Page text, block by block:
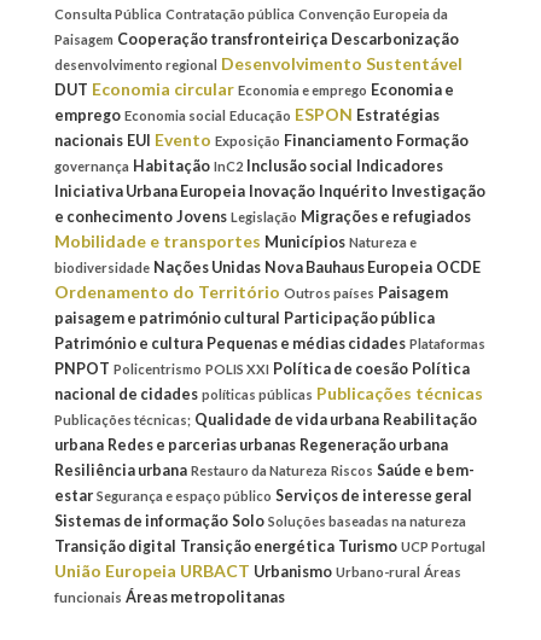
Consulta Pública Contratação pública Convenção Europeia da
Paisagem Cooperação transfronteiriça Descarbonização
desenvolvimento regional Desenvolvimento Sustentável
DUT Economia circular Economia e emprego Economia e
emprego Economia social Educação ESPON Estratégias
nacionais EUI Evento Exposição Financiamento Formação
governança Habitação InC2 Inclusão social Indicadores
Iniciativa Urbana Europeia Inovação Inquérito Investigação
e conhecimento Jovens Legislação Migrações e refugiados
Mobilidade e transportes Municípios Natureza e
biodiversidade Nações Unidas Nova Bauhaus Europeia OCDE
Ordenamento do Território Outros países Paisagem
paisagem e património cultural Participação pública
Património e cultura Pequenas e médias cidades Plataformas
PNPOT Policentrismo POLIS XXI Política de coesão Política
nacional de cidades políticas públicas Publicações técnicas
Publicações técnicas; Qualidade de vida urbana Reabilitação
urbana Redes e parcerias urbanas Regeneração urbana
Resiliência urbana Restauro da Natureza Riscos Saúde e bem-
estar Segurança e espaço público Serviços de interesse geral
Sistemas de informação Solo Soluções baseadas na natureza
Transição digital Transição energética Turismo UCP Portugal
União Europeia URBACT Urbanismo Urbano-rural Áreas
funcionais Áreas metropolitanas